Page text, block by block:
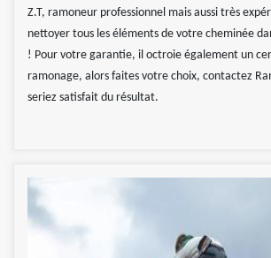
Z.T, ramoneur professionnel mais aussi très
nettoyer tous les éléments de votre cheminée
! Pour votre garantie, il octroie également un
ramonage, alors faites votre choix, contactez
seriez satisfait du résultat.